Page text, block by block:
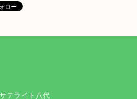
サテライト八代